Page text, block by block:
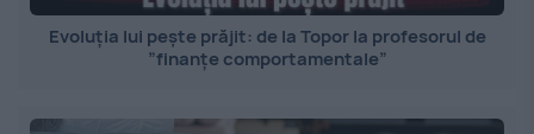
Evoluția lui pește prăjit: de la Topor la profesorul de
”finanțe comportamentale”